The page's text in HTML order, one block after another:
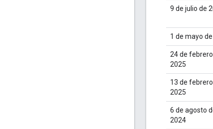
9 de julio de
1 de mayo
24 de
2025
13 de
2025
6 de agosto
2024